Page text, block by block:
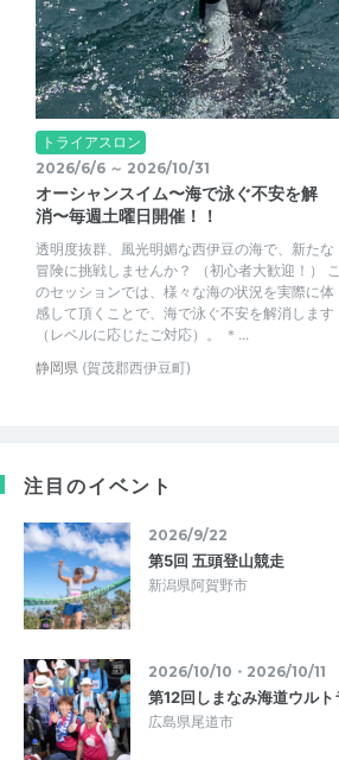
トライアスロン
2026/6/6 ～ 2026/10/31
オーシャンスイム〜海で泳ぐ不安を解
消〜毎週土曜日開催！！
透明度抜群、風光明媚な西伊豆の海で、新たな
冒険に挑戦しませんか？ （初心者大歓迎！） こ
のセッションでは、様々な海の状況を実際に体
感して頂くことで、海で泳ぐ不安を解消します
（レベルに応じたご対応）。 ＊...
静岡県 (賀茂郡西伊豆町)
注目のイベント
2026/9/22
第5回 五頭登山競走
新潟県阿賀野市
2026/10/10・2026/10/11
第12回しまなみ海道ウル
広島県尾道市